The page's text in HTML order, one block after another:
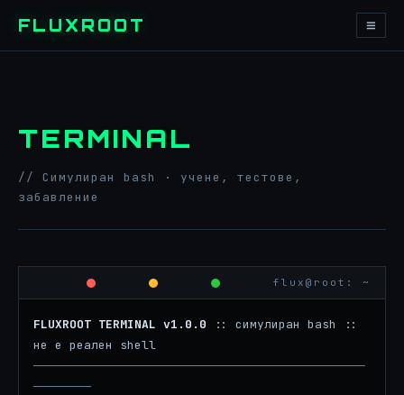
FLUXROOT ≡
TERMINAL
// Симулиран bash · учене, тестове,
забавление
flux@root: ~
FLUXROOT TERMINAL v1.0.0 :: симулиран bash ::
не е реален shell
──────────────────────────────────────────────
────────